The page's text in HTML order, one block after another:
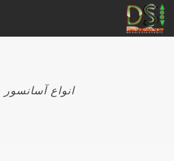
انواع آسانسور